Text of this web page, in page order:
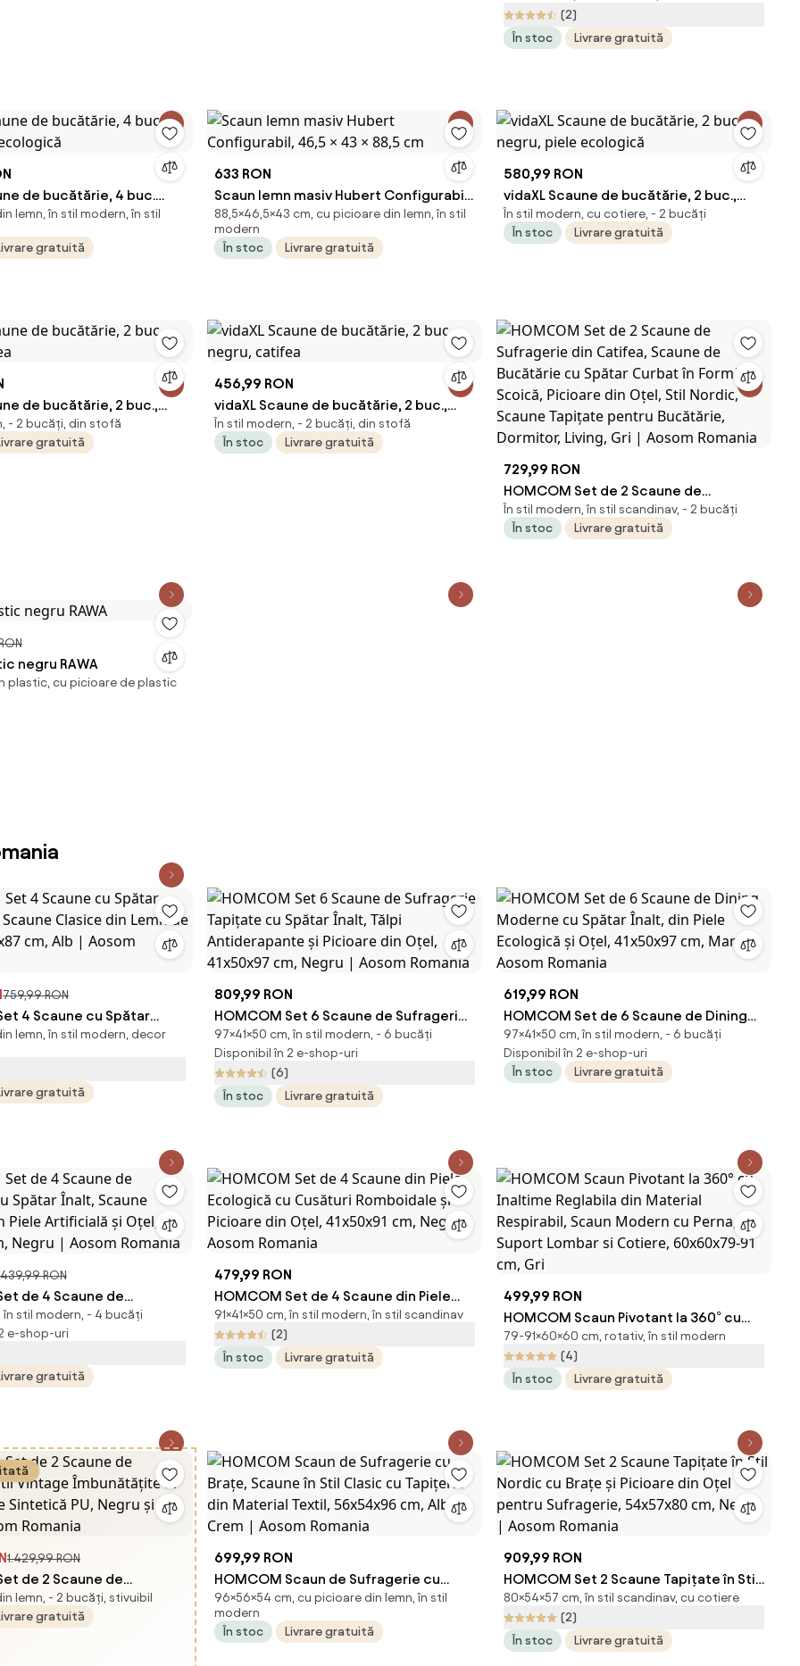
Picioare din Oțel, 41x50x91 cm, Negru |
Aosom Romania
(2)
În stoc
Livrare gratuită
de bucătărie, 4 buc.
ecologică
lemn, în stil modern, în stil
gratuită
633 RON
Scaun lemn masiv Hubert Configurabil,
46,5 × 43 × 88,5 cm
88,5×46,5×43 cm, cu picioare din lemn, în stil
modern
În stoc
Livrare gratuită
580,99 RON
vidaXL Scaune de bucătărie, 2 buc.,
negru, piele ecologică
În stil modern, cu cotiere, - 2 bucăți
În stoc
Livrare gratuită
de bucătărie, 2 buc.,
- 2 bucăți, din stofă
gratuită
456,99 RON
vidaXL Scaune de bucătărie, 2 buc.,
negru, catifea
În stil modern, - 2 bucăți, din stofă
În stoc
Livrare gratuită
729,99 RON
HOMCOM Set de 2 Scaune de
Sufragerie din Catifea, Scaune de
Bucătărie cu Spătar Curbat în Formă de
Dormitor, Living, Gri | Aosom Romania
În stil modern, în stil scandinav, - 2 bucăți
În stoc
Livrare gratuită
negru RAWA
plastic, cu picioare de plastic
759,99 RON
4 Scaune cu Spătar
Scaune Clasice din Lemn
lemn, în stil modern, decor
gratuită
809,99 RON
HOMCOM Set 6 Scaune de Sufragerie
Tapițate cu Spătar Înalt, Tălpi
Antiderapante și Picioare din Oțel,
41x50x97 cm, Negru | Aosom Romania
97×41×50 cm, în stil modern, - 6 bucăți
Disponibil în 2 e-shop-uri
(6)
În stoc
Livrare gratuită
619,99 RON
HOMCOM Set de 6 Scaune de Dining
Moderne cu Spătar Înalt, din Piele
Ecologică și Oțel, 41x50x97 cm, Maro |
Aosom Romania
97×41×50 cm, în stil modern, - 6 bucăți
Disponibil în 2 e-shop-uri
În stoc
Livrare gratuită
439,99 RON
de 4 Scaune de
Spătar Înalt, Scaune
Piele Artificială și Oțel,
în stil modern, - 4 bucăți
e-shop-uri
gratuită
479,99 RON
HOMCOM Set de 4 Scaune din Piele
Ecologică cu Cusături Romboidale și
Picioare din Oțel, 41x50x91 cm, Negru |
Aosom Romania
91×41×50 cm, în stil modern, în stil scandinav
(2)
În stoc
Livrare gratuită
499,99 RON
HOMCOM Scaun Pivotant la 360° cu
Inaltime Reglabila din Material
Respirabil, Scaun Modern cu Perna,
Suport Lombar si Cotiere, 60x60x79-91
79-91×60×60 cm, rotativ, în stil modern
(4)
În stoc
Livrare gratuită
1.429,99 RON
de 2 Scaune de
Vintage Îmbunătățite în
Sintetică PU, Negru și
lemn, - 2 bucăți, stivuibil
gratuită
699,99 RON
HOMCOM Scaun de Sufragerie cu
Brațe, Scaune în Stil Clasic cu Tapițerie
din Material Textil, 56x54x96 cm, Alb
Crem | Aosom Romania
96×56×54 cm, cu picioare din lemn, în stil
modern
În stoc
Livrare gratuită
909,99 RON
HOMCOM Set 2 Scaune Tapițate în Stil
Nordic cu Brațe și Picioare din Oțel
pentru Sufragerie, 54x57x80 cm, Negru
| Aosom Romania
80×54×57 cm, în stil scandinav, cu cotiere
(2)
În stoc
Livrare gratuită